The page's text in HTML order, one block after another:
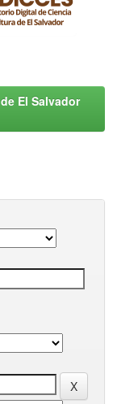
El Salvador